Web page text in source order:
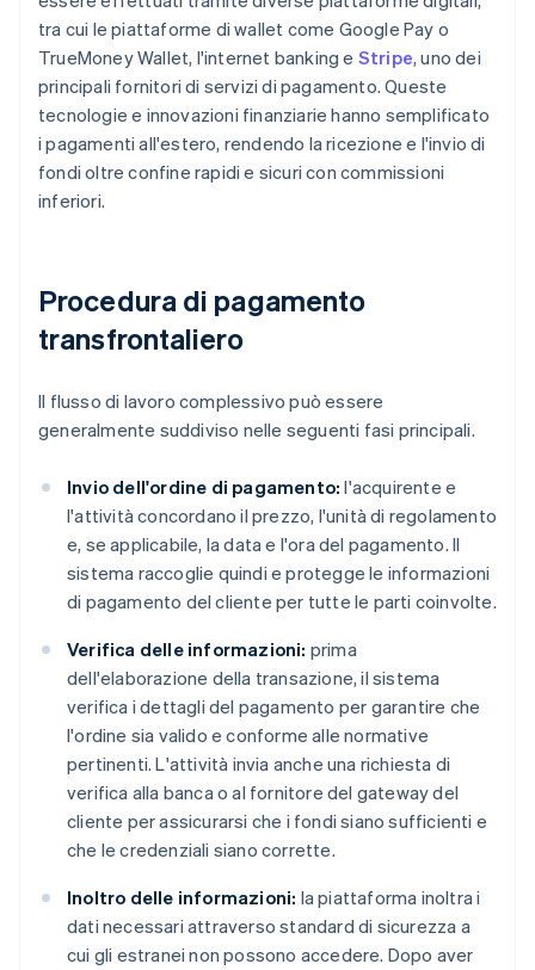
tra cui le piattaforme di wallet come Google Pay o
TrueMoney Wallet, l'internet banking e Stripe, uno dei
principali fornitori di servizi di pagamento. Queste
tecnologie e innovazioni finanziarie hanno semplificato
i pagamenti all'estero, rendendo la ricezione e l'invio di
fondi oltre confine rapidi e sicuri con commissioni
inferiori.
Procedura di pagamento
transfrontaliero
Il flusso di lavoro complessivo può essere
generalmente suddiviso nelle seguenti fasi principali.
Invio dell'ordine di pagamento: l'acquirente e
l'attività concordano il prezzo, l'unità di regolamento
e, se applicabile, la data e l'ora del pagamento. Il
sistema raccoglie quindi e protegge le informazioni
di pagamento del cliente per tutte le parti coinvolte.
Verifica delle informazioni: prima
dell'elaborazione della transazione, il sistema
verifica i dettagli del pagamento per garantire che
l'ordine sia valido e conforme alle normative
pertinenti. L'attività invia anche una richiesta di
verifica alla banca o al fornitore del gateway del
cliente per assicurarsi che i fondi siano sufficienti e
che le credenziali siano corrette.
Inoltro delle informazioni: la piattaforma inoltra i
dati necessari attraverso standard di sicurezza a
cui gli estranei non possono accedere. Dopo aver